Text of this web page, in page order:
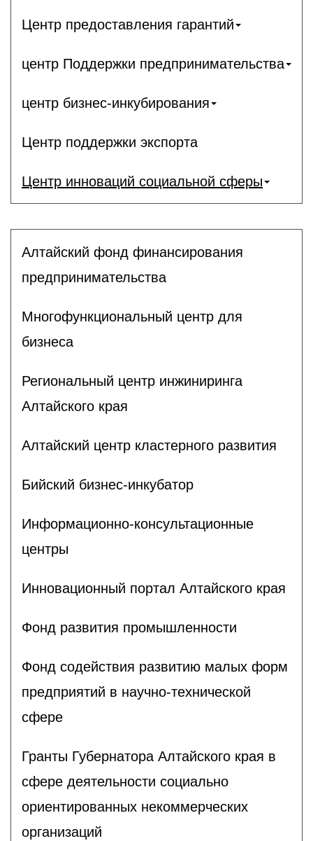
Центр предоставления гарантий
центр Поддержки предпринимательства
центр бизнес-инкубирования
Центр поддержки экспорта
Центр инноваций социальной сферы
Алтайский фонд финансирования
предпринимательства
Многофункциональный центр для
бизнеса
Региональный центр инжиниринга
Алтайского края
Алтайский центр кластерного развития
Бийский бизнес-инкубатор
Информационно-консультационные
центры
Инновационный портал Алтайского края
Фонд развития промышленности
Фонд содействия развитию малых форм
предприятий в научно-технической
сфере
Гранты Губернатора Алтайского края в
сфере деятельности социально
ориентированных некоммерческих
организаций